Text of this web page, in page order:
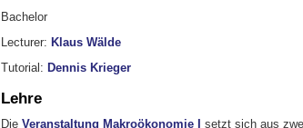
Bachelor
Lecturer: Klaus Wälde
Tutorial: Dennis Krieger
Lehre
Die Veranstaltung Makroökonomie I
setzt sich aus